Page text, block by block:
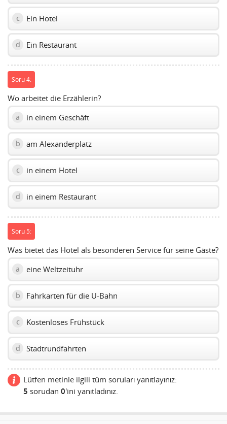
c Ein Hotel
d Ein Restaurant
Soru 4:
Wo arbeitet die Erzählerin?
a in einem Geschäft
b am Alexanderplatz
c in einem Hotel
d in einem Restaurant
Soru 5:
Was bietet das Hotel als besonderen Service für seine Gäste?
a eine Weltzeituhr
b Fahrkarten für die U-Bahn
c Kostenloses Frühstück
d Stadtrundfahrten
Lütfen metinle ilgili tüm soruları yanıtlayınız:
5 sorudan 0'ini yanıtladınız.